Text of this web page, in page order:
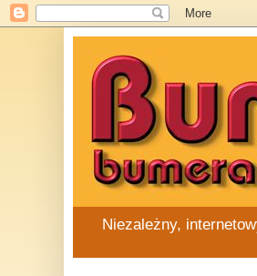
Niezależny,